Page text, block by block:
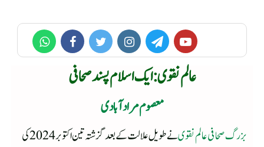
عالم نقوی : ایک اسلام پسند صحافی
معصوم مرادآبادی
بزرگ صحافی عالم نقوی
نے طویل علالت کے بعد گزشتہ تین اکتوبر 2024 کی